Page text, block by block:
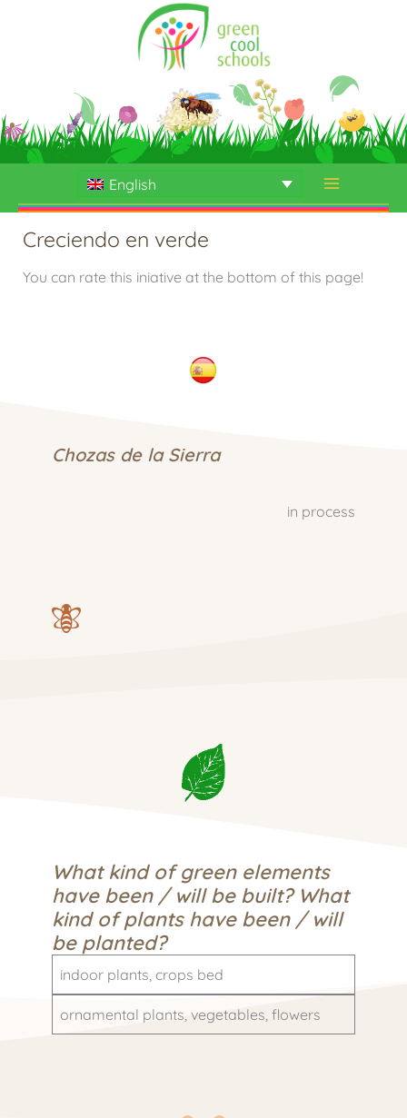
English
Creciendo en verde
You can rate this iniative at the bottom of this page!
Chozas de la Sierra
in process
What kind of green elements
have been / will be built? What
kind of plants have been / will
be planted?
indoor plants, crops bed
ornamental plants, vegetables, flowers